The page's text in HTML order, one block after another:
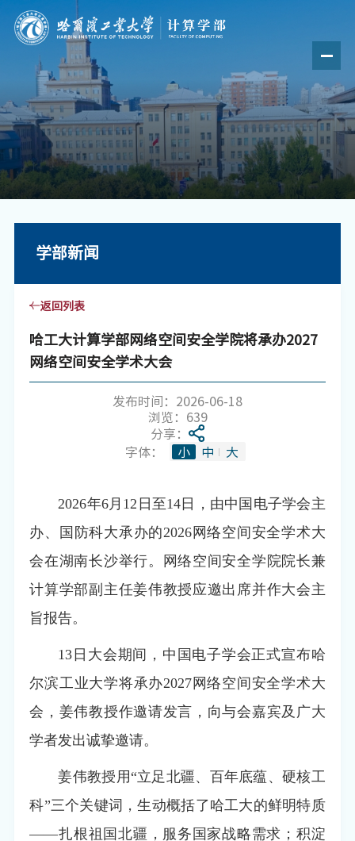
学部新闻
返回列表
哈工大计算学部网络空间安全学院将承办2027
网络空间安全学术大会
发布时间：2026-06-18
浏览： 639
分享：
字体：
小 中 大
2026年6月12日至14日，由中国电子学会主
办、国防科大承办的2026网络空间安全学术大
会在湖南长沙举行。网络空间安全学院院长兼
计算学部副主任姜伟教授应邀出席并作大会主
旨报告。
13日大会期间，中国电子学会正式宣布哈
尔滨工业大学将承办2027网络空间安全学术大
会，姜伟教授作邀请发言，向与会嘉宾及广大
学者发出诚挚邀请。
姜伟教授用“立足北疆、百年底蕴、硬核工
科”三个关键词，生动概括了哈工大的鲜明特质
——扎根祖国北疆，服务国家战略需求；积淀